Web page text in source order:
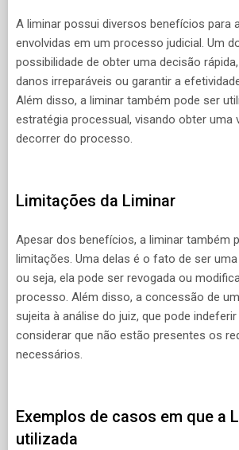
A liminar possui diversos benefícios para
envolvidas em um processo judicial. Um
possibilidade de obter uma decisão
danos irreparáveis ou garantir a
Além disso, a liminar também pode ser
estratégia processual, visando obter uma
decorrer do processo.
Limitações da Liminar
Apesar dos benefícios, a liminar também
limitações. Uma delas é o fato de ser
ou seja, ela pode ser revogada ou
processo. Além disso, a concessão de
sujeita à análise do juiz, que pode
considerar que não estão presentes os
necessários.
Exemplos de casos em que a
utilizada